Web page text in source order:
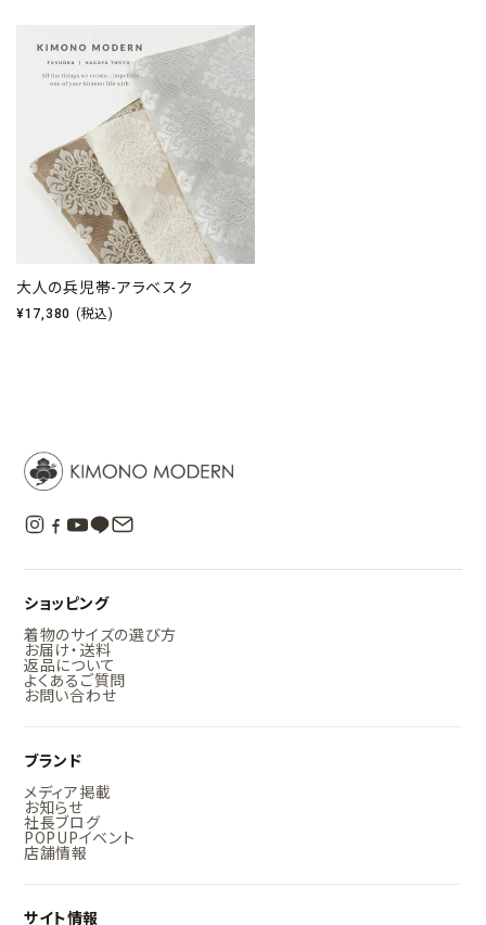
大人の兵児帯-アラベスク
¥17,380 (税込)
ショッピング
着物のサイズの選び方
お届け・送料
返品について
よくあるご質問
お問い合わせ
ブランド
メディア掲載
お知らせ
社長ブログ
POPUPイベント
店舗情報
サイト情報